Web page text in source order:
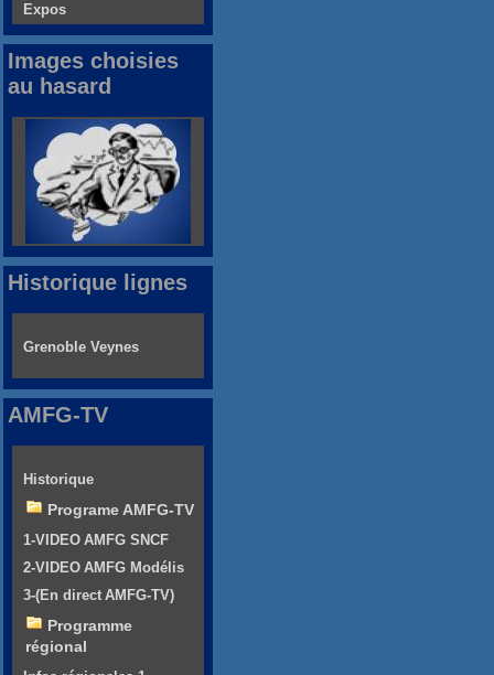
Expos
Images choisies
au hasard
Historique lignes
Grenoble Veynes
AMFG-TV
Historique
Programe AMFG-TV
1-VIDEO AMFG SNCF
2-VIDEO AMFG Modélis
3-(En direct AMFG-TV)
Programme
régional